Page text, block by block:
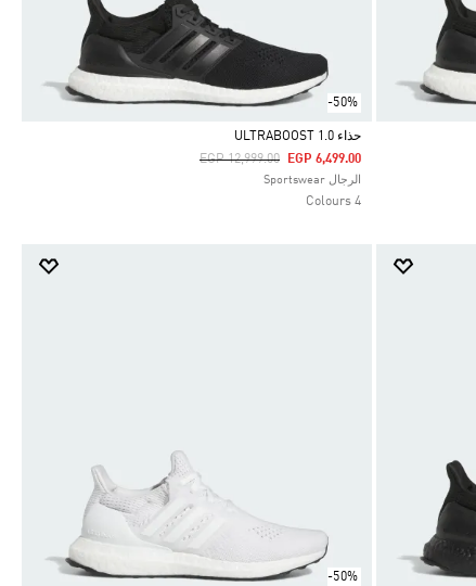
-50%
Selected
حذاء ULTRABOOST 1.0
Price Reduced From
EGP 12,999.00ToEGP 6,499.00
الرجال Sportswear
4 Colours
-50%